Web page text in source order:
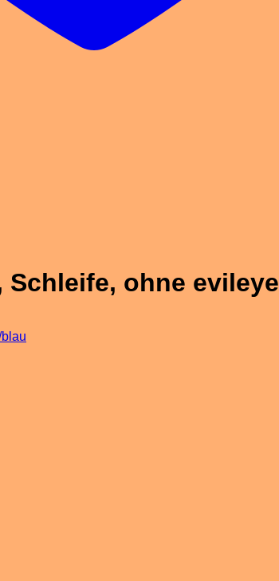
ohne evileye